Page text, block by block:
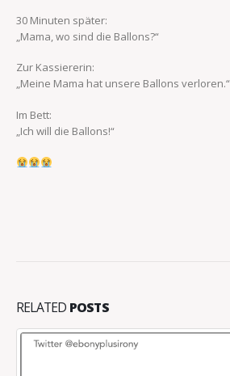
30 Minuten später:
„Mama, wo sind die Ballons?“
Zur Kassiererin:
„Meine Mama hat unsere Ballons verloren.“
Im Bett:
„Ich will die Ballons!“
RELATED POSTS